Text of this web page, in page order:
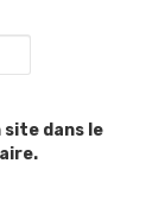
site dans le